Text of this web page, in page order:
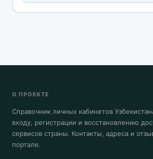
О ПРОЕКТЕ
Справочник личных кабинетов
входу, регистрации и восстановлению
сервисов страны. Контакты, адреса и
портале.